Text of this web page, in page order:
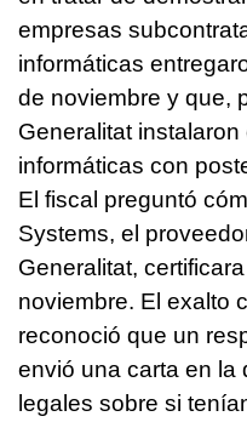
empresas
informáticas
de noviembre y que,
Generalitat
informáticas con
El fiscal preguntó
Systems, el
Generalitat,
noviembre. El exalto
reconoció que un
envió una carta en la
legales sobre si